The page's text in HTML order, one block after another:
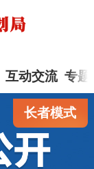
互动交流 专题
长者模式